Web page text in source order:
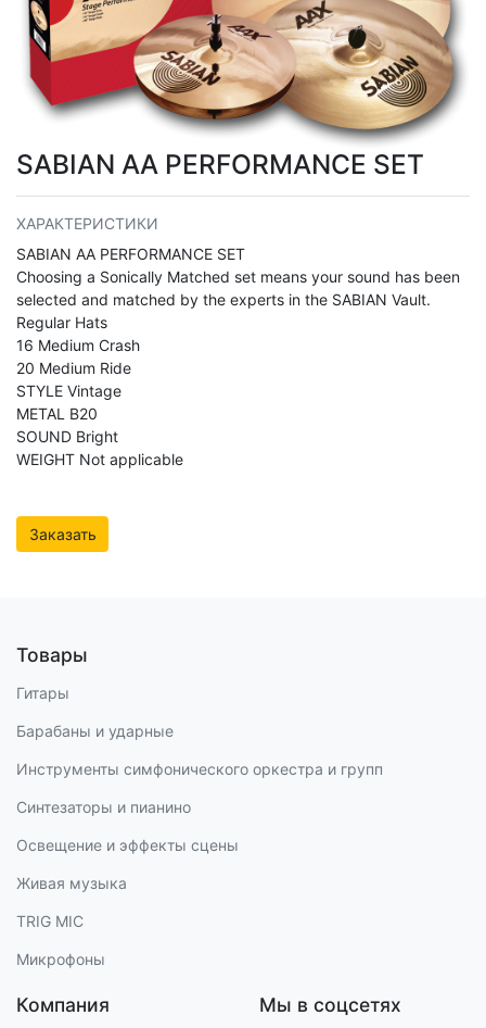
SABIAN AA PERFORMANCE SET
ХАРАКТЕРИСТИКИ
SABIAN AA PERFORMANCE SET
Choosing a Sonically Matched set means your sound has been
selected and matched by the experts in the SABIAN Vault.
Regular Hats
16 Medium Crash
20 Medium Ride
STYLE Vintage
METAL B20
SOUND Bright
WEIGHT Not applicable
Заказать
Товары
Гитары
Барабаны и ударные
Инструменты симфонического оркестра и групп
Синтезаторы и пианино
Освещение и эффекты сцены
Живая музыка
TRIG MIC
Микрофоны
Компания Мы в соцсетях